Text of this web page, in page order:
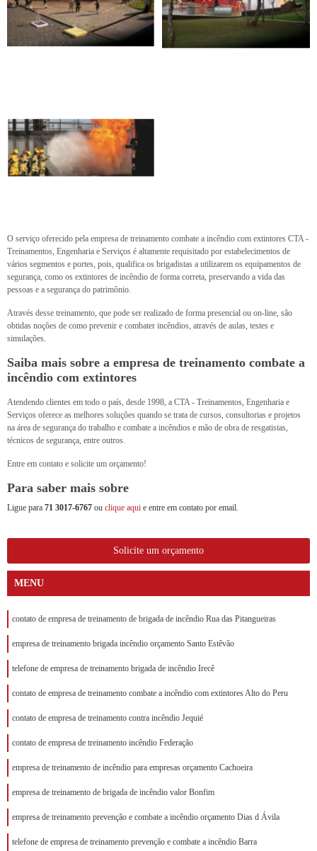
O serviço oferecido pela empresa de treinamento combate a incêndio com extintores CTA -
Treinamentos, Engenharia e Serviços é altamente requisitado por estabelecimentos de
vários segmentos e portes, pois, qualifica os brigadistas a utilizarem os equipamentos de
segurança, como os extintores de incêndio de forma correta, preservando a vida das
pessoas e a segurança do patrimônio.
Através desse treinamento, que pode ser realizado de forma presencial ou on-line, são
obtidas noções de como prevenir e combater incêndios, através de aulas, testes e
simulações.
Saiba mais sobre a empresa de treinamento combate a
incêndio com extintores
Atendendo clientes em todo o país, desde 1998, a CTA - Treinamentos, Engenharia e
Serviços oferece as melhores soluções quando se trata de cursos, consultorias e projetos
na área de segurança do trabalho e combate a incêndios e mão de obra de resgatistas,
técnicos de segurança, entre outros.
Entre em contato e solicite um orçamento!
Para saber mais sobre
Ligue para 71 3017-6767 ou clique aqui e entre em contato por email.
Solicite um orçamento
MENU
contato de empresa de treinamento de brigada de incêndio Rua das Pitangueiras
empresa de treinamento brigada incêndio orçamento Santo Estêvão
telefone de empresa de treinamento brigada de incêndio Irecê
contato de empresa de treinamento combate a incêndio com extintores Alto do Peru
contato de empresa de treinamento contra incêndio Jequié
contato de empresa de treinamento incêndio Federação
empresa de treinamento de incêndio para empresas orçamento Cachoeira
empresa de treinamento de brigada de incêndio valor Bonfim
empresa de treinamento prevenção e combate a incêndio orçamento Dias d Ávila
telefone de empresa de treinamento prevenção e combate a incêndio Barra